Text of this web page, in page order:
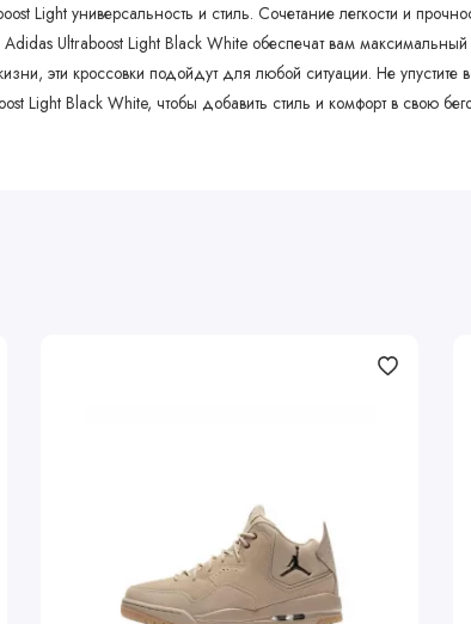
Light универсальность и стиль. Сочетание легкости и
Ultraboost Light Black White обеспечат вам
эти кроссовки подойдут для любой ситуации. Не упустите
Light Black White, чтобы добавить стиль и комфорт в свою